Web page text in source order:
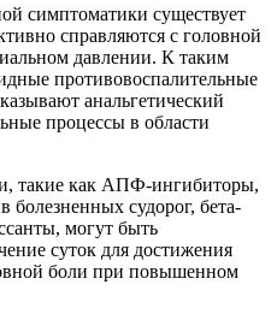
симптоматики существует
справляются с головной
давлении. К таким
противовоспалительные
анальгетический
процессы в области
такие как АПФ-ингибиторы,
болезненных судорог, бета-
могут быть
суток для достижения
боли при повышенном